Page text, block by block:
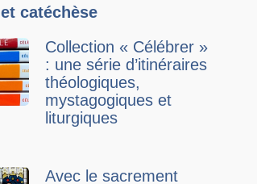
et catéchèse
Collection « Célébrer »
: une série d’itinéraires
théologiques,
mystagogiques et
liturgiques
Avec le sacrement